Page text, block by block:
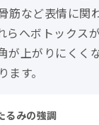
筋など表情に関
らへボトックス
が上がりにくく
ます。
るみの強調